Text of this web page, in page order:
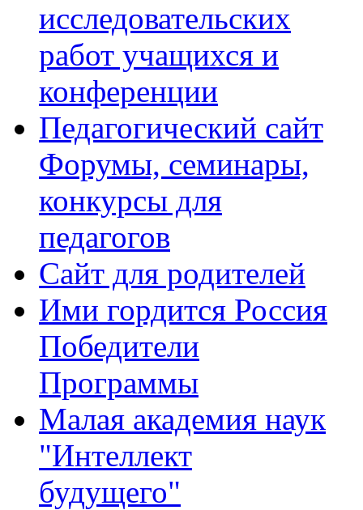
исследовательских
работ учащихся и
конференции
Педагогический сайт
Форумы, семинары,
конкурсы для
педагогов
Сайт для родителей
Ими гордится Россия
Победители
Программы
Малая академия наук
"Интеллект
будущего"